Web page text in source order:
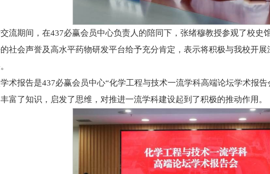
流期间，在437必赢会员中心负责人的陪同下，张绪穆教授参观了校史
社会声誉及高水平药物研发平台给予充分肯定，表示将积极与我校开
术报告是437必赢会员中心“化学工程与技术一流学科高端论坛学术报
富了知识，启发了思维，对推进一流学科建设起到了积极的推动作用。